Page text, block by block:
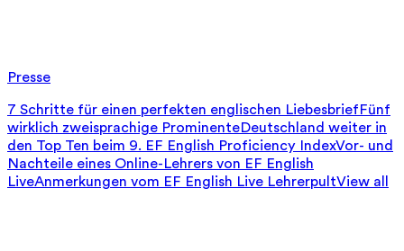
Presse
7 Schritte für einen perfekten englischen LiebesbriefFünf
wirklich zweisprachige ProminenteDeutschland weiter in
den Top Ten beim 9. EF English Proficiency IndexVor- und
Nachteile eines Online-Lehrers von EF English
LiveAnmerkungen vom EF English Live LehrerpultView all